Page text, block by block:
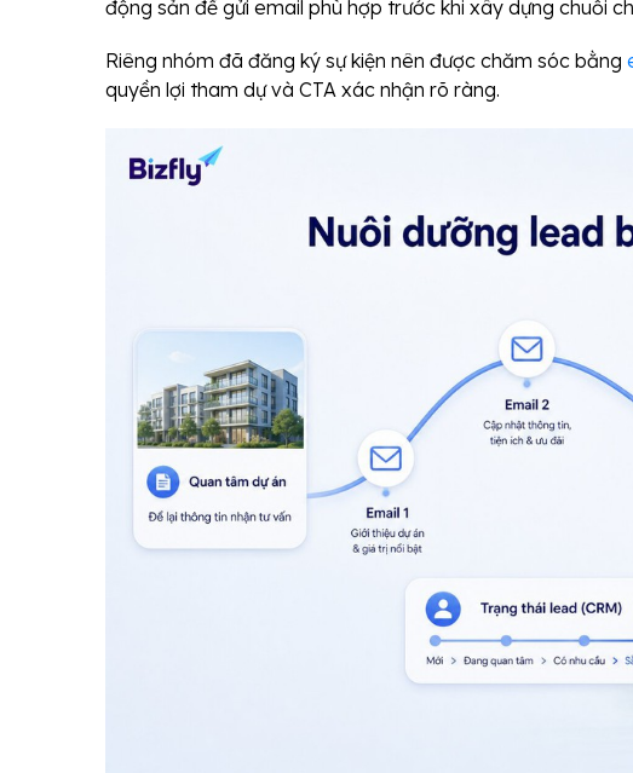
động sản để gửi email phù hợp trước khi xây dựng chuỗi
Riêng nhóm đã đăng ký sự kiện nên được chăm sóc bằng
quyền lợi tham dự và CTA xác nhận rõ ràng.